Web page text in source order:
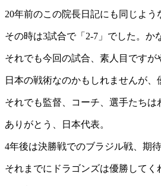
20年前のこの院長日記にも同じよう
その時は3試合で「2-7」でした。か
それでも今回の試合、素人目ですが
日本の戦術なのかもしれませんが
それでも監督、コーチ、選手たちは
ありがとう、日本代表。
4年後は決勝戦でのブラジル戦、期待
それまでにドラゴンズは優勝してく